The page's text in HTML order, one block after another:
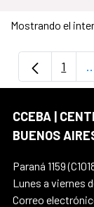
Mostrando el
1
CCEBA |
BUENOS
Paraná 1159
Lunes a viernes
Correo